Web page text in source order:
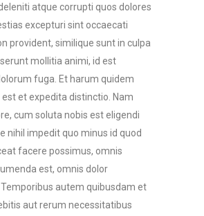
atque corrupti quos dolores
excepturi sint occaecati
provident, similique sunt in culpa
mollitia animi, id est
fuga. Et harum quidem
et expedita distinctio. Nam
cum soluta nobis est eligendi
nihil impedit quo minus id quod
facere possimus, omnis
est, omnis dolor
autem quibusdam et
aut rerum necessitatibus